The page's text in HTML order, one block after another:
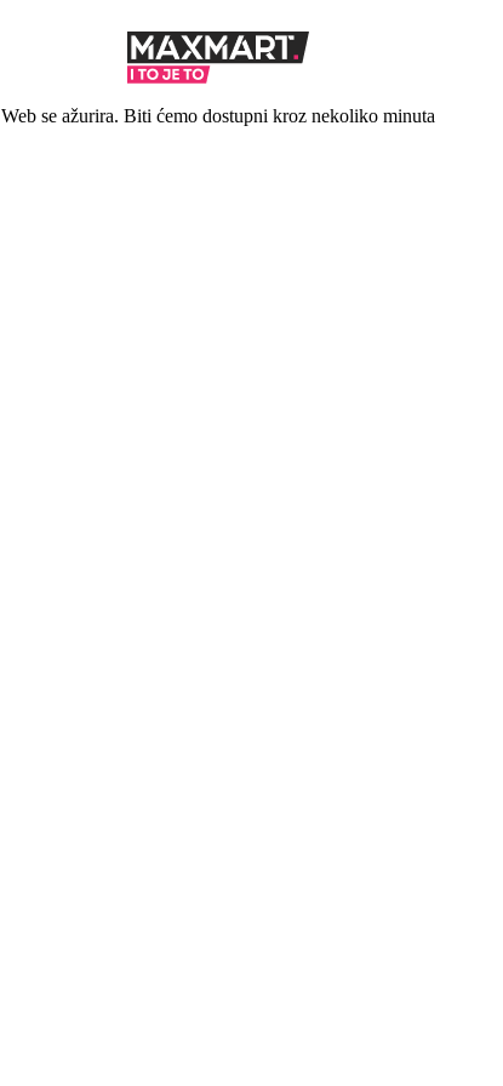
Web se ažurira. Biti ćemo dostupni kroz nekoliko minuta